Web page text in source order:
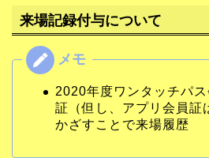
来場記録付与について
2020年度ワンタッチパ
証（但し、アプリ会員証
かざすことで来場履歴